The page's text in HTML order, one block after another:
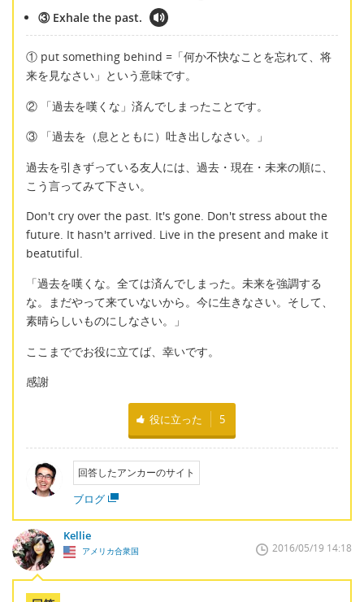
③ Exhale the past.
① put something behind =「何か不快なことを忘れて、将
来を見なさい」という意味です。
② 「過去を嘆くな」済んでしまったことです。
③ 「過去を（息とともに）吐き出しなさい。」
過去を引きずっている友人には、過去・現在・未来の順に、
こう言ってみて下さい。
Don't cry over the past. It's gone. Don't stress about the
future. It hasn't arrived. Live in the present and make it
beatutiful.
「過去を嘆くな。全ては済んでしまった。未来を強調する
な。まだやって来ていないから。今に生きなさい。そして、
素晴らしいものにしなさい。」
ここまででお役に立てば、幸いです。
感謝
役に立った 5
回答したアンカーのサイト
ブログ
Kellie
アメリカ合衆国 2016/05/19 14:18